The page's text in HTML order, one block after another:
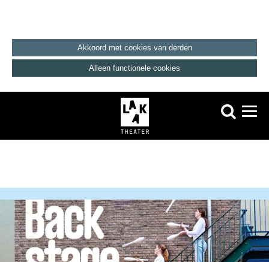
Akkoord met cookies van derden
Alleen functionele cookies